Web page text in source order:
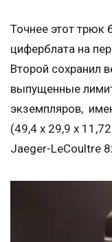
Точнее этот трюк
циферблата на
Второй сохранил
выпущенные
экземпляров,
(49,4 x 29,9 х
Jaeger-LeCoultre